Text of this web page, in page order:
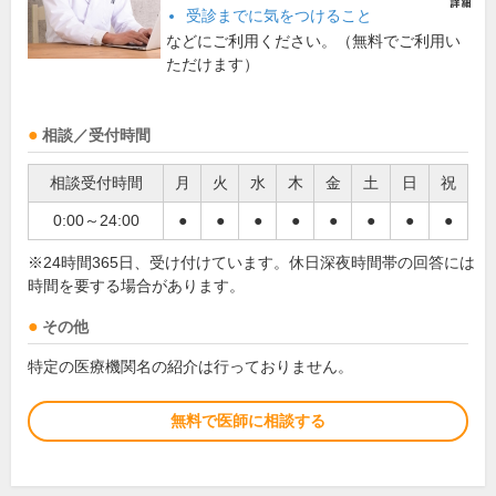
受診までに気をつけること
などにご利用ください。（無料でご利用い
ただけます）
相談／受付時間
相談受付時間 月 火 水 木 金 土 日 祝
0:00～24:00 ● ● ● ● ● ● ● ●
※24時間365日、受け付けています。休日深夜時間帯の回答には
時間を要する場合があります。
その他
特定の医療機関名の紹介は行っておりません。
無料で医師に相談する